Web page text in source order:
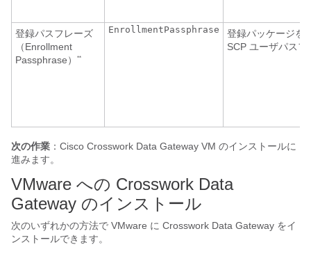
登録パスフレーズ
（Enrollment
Passphrase）
**
EnrollmentPassphrase
登録パッケージを
SCP ユーザパスフ
次の作業 ：Cisco Crosswork Data Gateway VM のインストールに
進みます。
VMware への Crosswork Data
Gateway のインストール
次のいずれかの方法で VMware に Crosswork Data Gateway をイ
ンストールできます。